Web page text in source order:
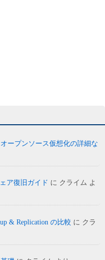
ープンソース仮想化の詳細な
ア復旧ガイド に クライム よ
& Replication の比較 に クラ